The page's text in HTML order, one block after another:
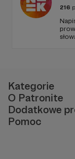
216
Kategorie
O Patronite
Dodatkowe
Pomoc